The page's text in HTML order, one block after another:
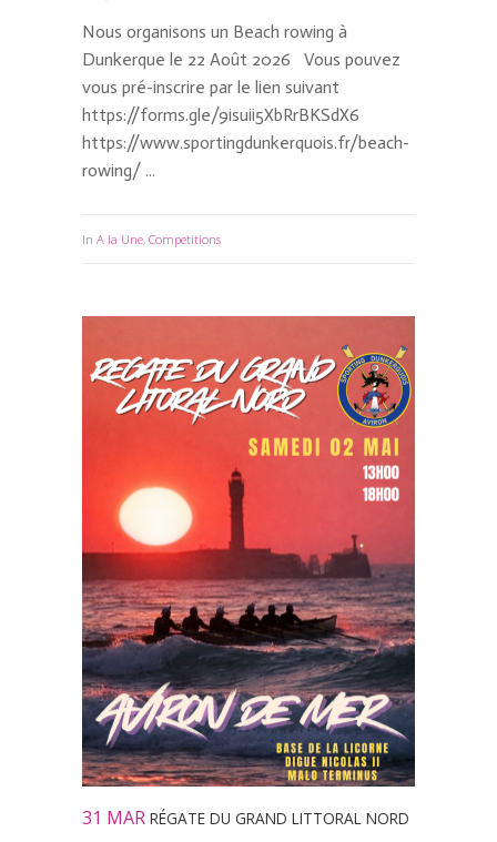
Nous organisons un Beach rowing à
Dunkerque le 22 Août 2026 Vous pouvez
vous pré-inscrire par le lien suivant
https://forms.gle/9isuii5XbRrBKSdX6
https://www.sportingdunkerquois.fr/beach-
rowing/ ...
In A la Une, Competitions
31 MAR RÉGATE DU GRAND LITTORAL NORD